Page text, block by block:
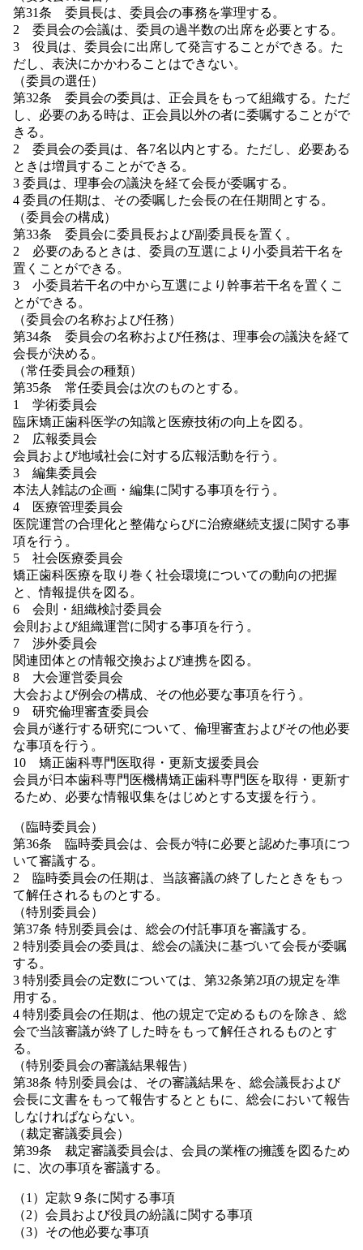
第31条 委員長は、委員会の事務を掌理する。
2 委員会の会議は、委員の過半数の出席を必要とする。
3 役員は、委員会に出席して発言することができる。た
だし、表決にかかわることはできない。
（委員の選任）
第32条 委員会の委員は、正会員をもって組織する。ただ
し、必要のある時は、正会員以外の者に委嘱することがで
きる。
2 委員会の委員は、各7名以内とする。ただし、必要ある
ときは増員することができる。
3 委員は、理事会の議決を経て会長が委嘱する。
4 委員の任期は、その委嘱した会長の在任期間とする。
（委員会の構成）
第33条 委員会に委員長および副委員長を置く。
2 必要のあるときは、委員の互選により小委員若干名を
置くことができる。
3 小委員若干名の中から互選により幹事若干名を置くこ
とができる。
（委員会の名称および任務）
第34条 委員会の名称および任務は、理事会の議決を経て
会長が決める。
（常任委員会の種類）
第35条 常任委員会は次のものとする。
1 学術委員会
臨床矯正歯科医学の知識と医療技術の向上を図る。
2 広報委員会
会員および地域社会に対する広報活動を行う。
3 編集委員会
本法人雑誌の企画・編集に関する事項を行う。
4 医療管理委員会
医院運営の合理化と整備ならびに治療継続支援に関する事
項を行う。
5 社会医療委員会
矯正歯科医療を取り巻く社会環境についての動向の把握
と、情報提供を図る。
6 会則・組織検討委員会
会則および組織運営に関する事項を行う。
7 渉外委員会
関連団体との情報交換および連携を図る。
8 大会運営委員会
大会および例会の構成、その他必要な事項を行う。
9 研究倫理審査委員会
会員が遂行する研究について、倫理審査およびその他必要
な事項を行う。
10 矯正歯科専門医取得・更新支援委員会
会員が日本歯科専門医機構矯正歯科専門医を取得・更新す
るため、必要な情報収集をはじめとする支援を行う。
（臨時委員会）
第36条 臨時委員会は、会長が特に必要と認めた事項につ
いて審議する。
2 臨時委員会の任期は、当該審議の終了したときをもっ
て解任されるものとする。
（特別委員会）
第37条 特別委員会は、総会の付託事項を審議する。
2 特別委員会の委員は、総会の議決に基づいて会長が委嘱
する。
3 特別委員会の定数については、第32条第2項の規定を準
用する。
4 特別委員会の任期は、他の規定で定めるものを除き、総
会で当該審議が終了した時をもって解任されるものとす
る。
（特別委員会の審議結果報告）
第38条 特別委員会は、その審議結果を、総会議長および
会長に文書をもって報告するとともに、総会において報告
しなければならない。
（裁定審議委員会）
第39条 裁定審議委員会は、会員の業権の擁護を図るため
に、次の事項を審議する。
（1）定款９条に関する事項
（2）会員および役員の紛議に関する事項
（3）その他必要な事項